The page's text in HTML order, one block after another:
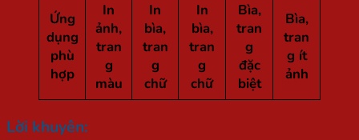
Ứng
dụng
phù
hợp
In
ảnh,
tran
g
màu
In
bìa,
tran
g
chữ
In
bìa,
tran
g
chữ
Bìa,
tran
g
đặc
biệt
Bìa,
tran
g ít
ảnh
Lời khuyên: